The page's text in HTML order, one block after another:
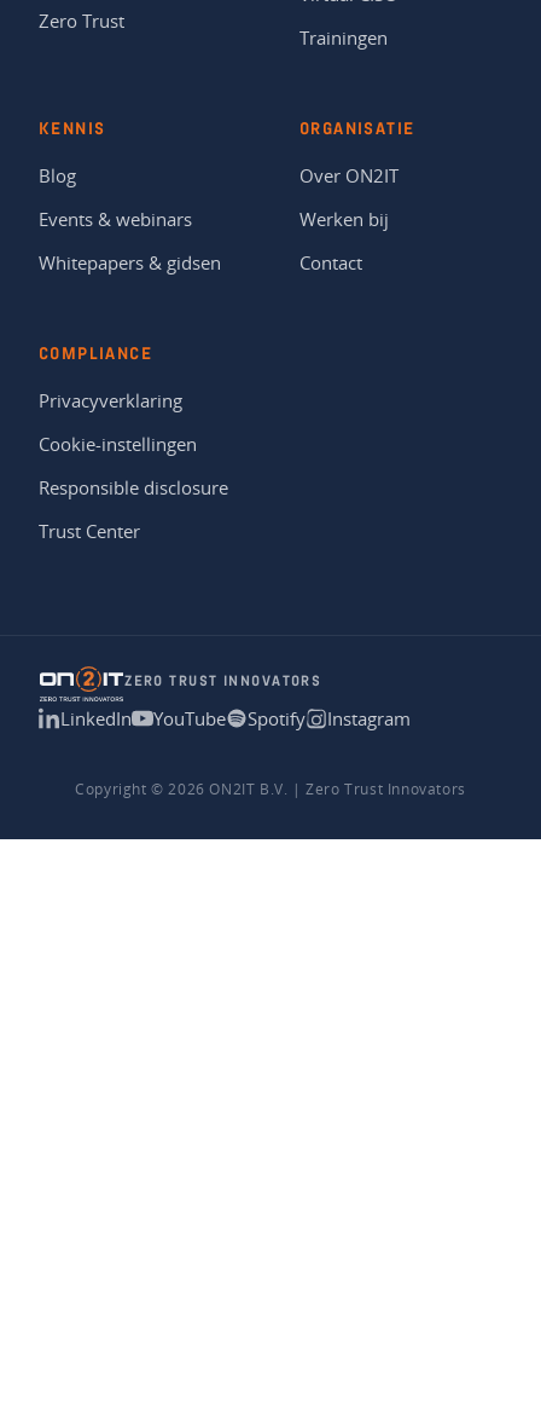
Zero Trust
Trainingen
KENNIS
Blog
Events & webinars
Whitepapers & gidsen
ORGANISATIE
Over ON2IT
Werken bij
Contact
COMPLIANCE
Privacyverklaring
Cookie-instellingen
Responsible disclosure
Trust Center
ZERO TRUST INNOVATORS
LinkedIn YouTube Spotify Instagram
Copyright © 2026 ON2IT B.V. | Zero Trust Innovators